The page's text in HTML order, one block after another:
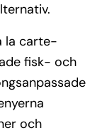
la carte-
fisk- och
och